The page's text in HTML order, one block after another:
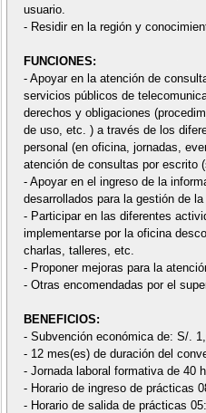
usuario.
- Residir en la región y
FUNCIONES:
- Apoyar en la atención de
servicios públicos de
derechos y obligaciones
de uso, etc. ) a través de los
personal (en oficina, jornadas,
atención de consultas por escrito
- Apoyar en el ingreso de la
desarrollados para la gestión de la
- Participar en las diferentes
implementarse por la oficina
charlas, talleres, etc.
- Proponer mejoras para la
- Otras encomendadas por el
BENEFICIOS:
- Subvención económica de: S/.
- 12 mes(es) de duración del
- Jornada laboral formativa de 40
- Horario de ingreso de prácticas
- Horario de salida de prácticas